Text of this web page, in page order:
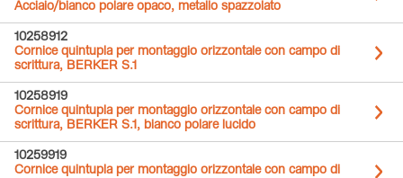
Acciaio/bianco polare opaco, metallo spazzolato
10258912
Cornice quintupla per montaggio orizzontale con campo di
scrittura, BERKER S.1
10258919
Cornice quintupla per montaggio orizzontale con campo di
scrittura, BERKER S.1, bianco polare lucido
10259919
Cornice quintupla per montaggio orizzontale con campo di